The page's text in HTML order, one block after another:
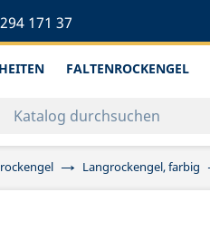
171 37
FALTENROCKENGEL
Langrockengel, farbig